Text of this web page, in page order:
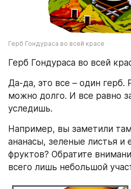
Герб Гондураса во всей красе
Герб Гондураса во всей
Да-да, это все – один герб.
можно долго. И все равно
уследишь.
Например, вы заметили
ананасы, зеленые листья и
фруктов? Обратите
всего лишь небольшой